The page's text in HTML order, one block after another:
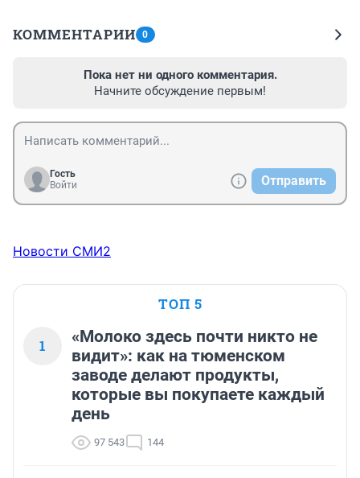
КОММЕНТАРИИ 0
Пока нет ни одного комментария.
Начните обсуждение первым!
Гость
Войти
Отправить
Новости СМИ2
ТОП 5
1
«Молоко здесь почти никто не
видит»: как на тюменском
заводе делают продукты,
которые вы покупаете каждый
день
97 543 144